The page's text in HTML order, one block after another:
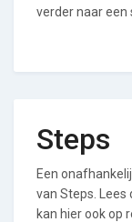
verder naar een
Steps
Een
van Steps. Lees
kan hier ook op